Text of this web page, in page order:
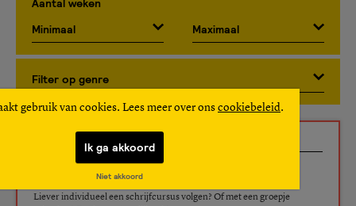
gebruik van cookies. Lees meer over ons cookiebeleid.
Ik ga akkoord
Niet akkoord
Aantal weken
Schrijfbegeleiding op maat
Beginner, Gevorderd, Ervaren
Liever individueel een schrijfcursus volgen? Of met een groepje